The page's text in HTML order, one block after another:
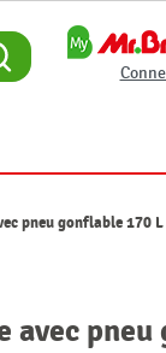
pneu gonflable 170 L
avec